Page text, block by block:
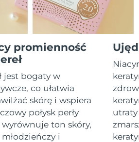
promienność
jest bogaty w
co ułatwia
skórę i wspiera
połysk perły
ton skóry,
i
Oczekiwany czas dostawy
8/15/26
Oczekiwany czas dostawy
8/11/26
Oczekiwany czas dostawy
8/14/26
Oczekiwany czas dostawy
8/16/26
Oczekiwany czas dostawy